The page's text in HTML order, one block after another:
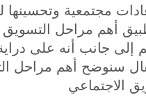
مجتمعية وتحسينها
أهم مراحل التسويق
إلى جانب أنه على
سنوضح أهم مراحل
الاجتماعي